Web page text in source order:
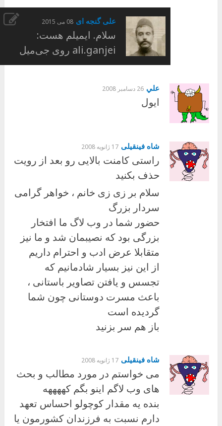
علی گنجه ای 08 می 2015
سلام. ایمیلم هست:
ali.ganjei روی جی‌میل
علي 26 دسامبر 2008
ايول
شاه فینقیلی 17 ژانویه 2008
راستی کامنت بالایی رو بعد از رویت
حذف بکنید
سلام بر زی زی خانم ، خواهر گرامی
سردار بزرگ
حضور شما در وب لاگ ما افتخار
بزرگی بود که نصیبمان شد و ما نیز
متقابلا عرض ادب و احترام داریم
از این نیز بسیار شادمانیم که
تجسس و یافتن تصاویر باستانی ،
باعث مسرت دوستانی چون شما
گردیده است
باز هم سر بزنید
شاه فینقیلی 17 ژانویه 2008
می خواستم در مورد مطالب و بحث
های وب لاگم اینو بگم کههههه
بنده یه مقدار کوچولو احساس تعهد
دارم نسبت به فرزندان کشورمون یا